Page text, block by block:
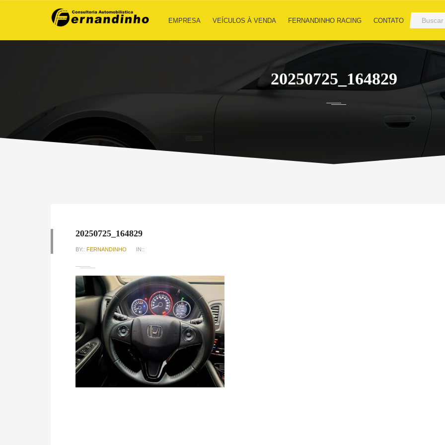
EMPRESA VEÍCULOS À VENDA FERNANDINHO RACING CONTATO
20250725_164829
20250725_164829
BY:: FERNANDINHO IN::